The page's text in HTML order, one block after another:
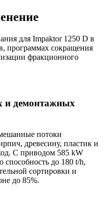
для Impaktor 1250 D в
программах сокращения
фракционного
и демонтажных
потоки
древесину, пластик и
С приводом 585 kW
способность до 180 t/h,
сортировки и
до 85%.